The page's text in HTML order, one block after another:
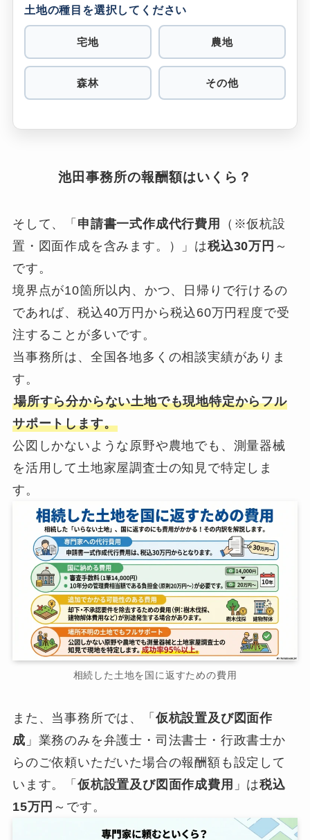
土地の種目を選択してください
宅地 農地
森林 その他
池田事務所の報酬額はいくら？
そして、「 申請書一式作成代行費用
（※仮杭設
置・図面作成を含みます。）」は税込30万円 ～
です。
境界点が10箇所以内、かつ、日帰りで行けるの
であれば、税込40万円から税込60万円程度で受
注することが多いです。
当事務所は、全国各地多くの相談実績がありま
す。
場所すら分からない土地でも現地特定からフル
サポートします。
公図しかないような原野や農地でも、測量器械
を活用して土地家屋調査士の知見で特定しま
す。
相続した土地を国に返すための費用
また、当事務所では、「 仮杭設置及び図面作
成 」業務のみを弁護士・司法書士・行政書士か
らのご依頼いただいた場合の報酬額も設定して
います。「 仮杭設置及び図面作成費用 」は税込
15万円 ～です。